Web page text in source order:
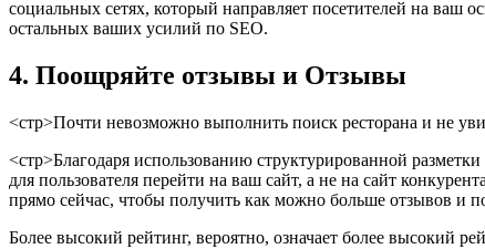
социальных сетях, который направляет посетителей на ваш
остальных ваших усилий по SEO.
4. Поощряйте отзывы и Отзывы
<стр>Почти невозможно выполнить поиск ресторана и не
<стр>Благодаря использованию структурированной
для пользователя перейти на ваш сайт, а не на сайт
прямо сейчас, чтобы получить как можно больше отзывов и
Более высокий рейтинг, вероятно, означает более высокий